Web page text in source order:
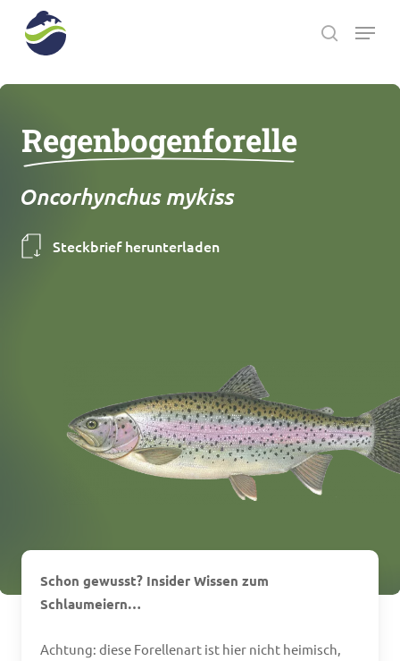
search
Menu
Regenbogenforelle
Oncorhynchus mykiss
Steckbrief herunterladen
Schon gewusst? Insider Wissen zum
Schlaumeiern…
Achtung: diese Forellenart ist hier nicht heimisch,